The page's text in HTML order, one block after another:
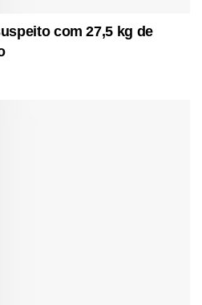
com 27,5 kg de